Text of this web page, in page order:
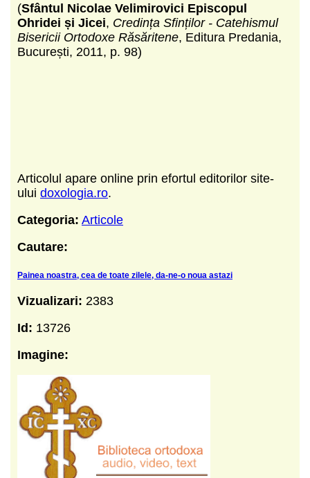
(Sfântul Nicolae Velimirovici Episcopul
Ohridei și Jicei, Credința Sfinților - Catehismul
Bisericii Ortodoxe Răsăritene, Editura Predania,
București, 2011, p. 98)
Articolul apare online prin efortul editorilor site-
ului doxologia.ro.
Categoria: Articole
Cautare:
Painea noastra, cea de toate zilele, da-ne-o noua astazi
Vizualizari: 2383
Id: 13726
Imagine: